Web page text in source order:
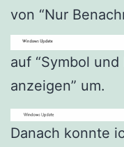
von “Nur
auf “Symbol
anzeigen” um.
Danach konnte